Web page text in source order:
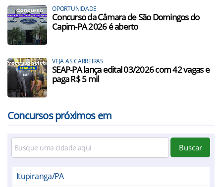
OPORTUNIDADE
Concurso da Câmara de São Domingos do
Capim-PA 2026 é aberto
VEJA AS CARREIRAS
SEAP-PA lança edital 03/2026 com 42 vagas e
paga R$ 5 mil
Concursos próximos em
Buscar
Itupiranga/PA